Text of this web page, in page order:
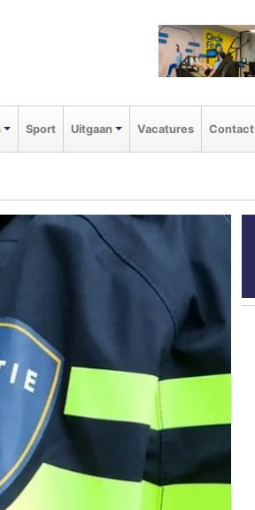
Sport Uitgaan Vacatures Contact